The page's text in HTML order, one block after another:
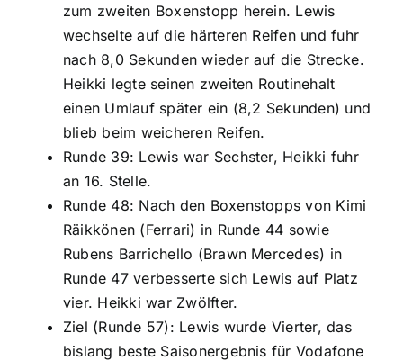
zum zweiten Boxenstopp herein. Lewis
wechselte auf die härteren Reifen und fuhr
nach 8,0 Sekunden wieder auf die Strecke.
Heikki legte seinen zweiten Routinehalt
einen Umlauf später ein (8,2 Sekunden) und
blieb beim weicheren Reifen.
Runde 39: Lewis war Sechster, Heikki fuhr
an 16. Stelle.
Runde 48: Nach den Boxenstopps von Kimi
Räikkönen (Ferrari) in Runde 44 sowie
Rubens Barrichello (Brawn Mercedes) in
Runde 47 verbesserte sich Lewis auf Platz
vier. Heikki war Zwölfter.
Ziel (Runde 57): Lewis wurde Vierter, das
bislang beste Saisonergebnis für Vodafone